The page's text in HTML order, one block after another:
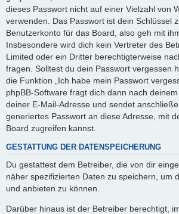
dieses Passwort nicht auf einer Vielzahl von
verwenden. Das Passwort ist dein Schlüssel
Benutzerkonto für das Board, also geh mit
Insbesondere wird dich kein Vertreter des
Limited oder ein Dritter berechtigterweise
fragen. Solltest du dein Passwort vergessen
die Funktion „Ich habe mein Passwort
phpBB-Software fragt dich dann nach
deiner E-Mail-Adresse und sendet
generiertes Passwort an diese Adresse, mit
Board zugreifen kannst.
GESTATTUNG DER DATENSPEICHERUNG
Du gestattest dem Betreiber, die von dir
näher spezifizierten Daten zu speichern, um
und anbieten zu können.
Darüber hinaus ist der Betreiber berechtigt,